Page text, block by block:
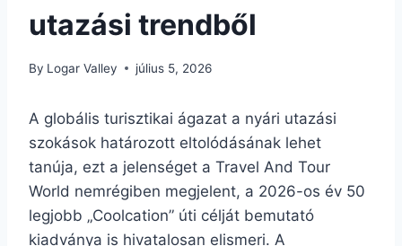
utazási trendből
By Logar Valley július 5, 2026
A globális turisztikai ágazat a nyári utazási
szokások határozott eltolódásának lehet
tanúja, ezt a jelenséget a Travel And Tour
World nemrégiben megjelent, a 2026-os év 50
legjobb „Coolcation” úti célját bemutató
kiadványa is hivatalosan elismeri. A